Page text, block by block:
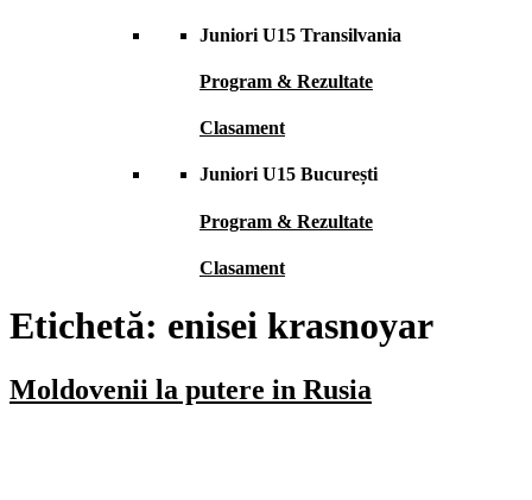
Juniori U15 Transilvania
Program & Rezultate
Clasament
Juniori U15 București
Program & Rezultate
Clasament
Etichetă: enisei krasnoyar
Moldovenii la putere in Rusia